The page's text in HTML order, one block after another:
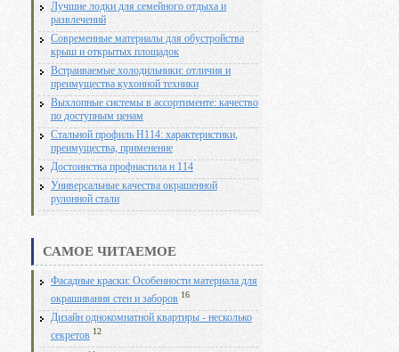
Лучшие лодки для семейного отдыха и
развлечений
Современные материалы для обустройства
крыш и открытых площадок
Встраиваемые холодильники: отличия и
преимущества кухонной техники
Выхлопные системы в ассортименте: качество
по доступным ценам
Стальной профиль Н114: характеристики,
преимущества, применение
Достоинства профнастила н 114
Универсальные качества окрашенной
рулонной стали
САМОЕ ЧИТАЕМОЕ
Фасадные краски: Особенности материала для
окрашивания стен и заборов 16
Дизайн однокомнатной квартиры - несколько
секретов 12